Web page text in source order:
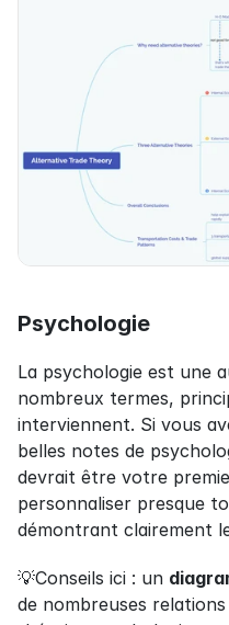
Psychologie
La psychologie est une
nombreux termes,
interviennent. Si vous
belles notes de
devrait être votre
personnaliser presque
démontrant clairement
💡Conseils ici : un
de nombreuses